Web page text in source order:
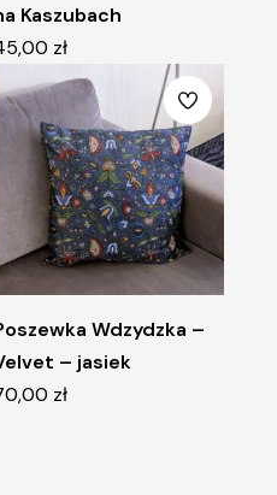
Kaszubach
zł
Wdzydzka –
– jasiek
zł